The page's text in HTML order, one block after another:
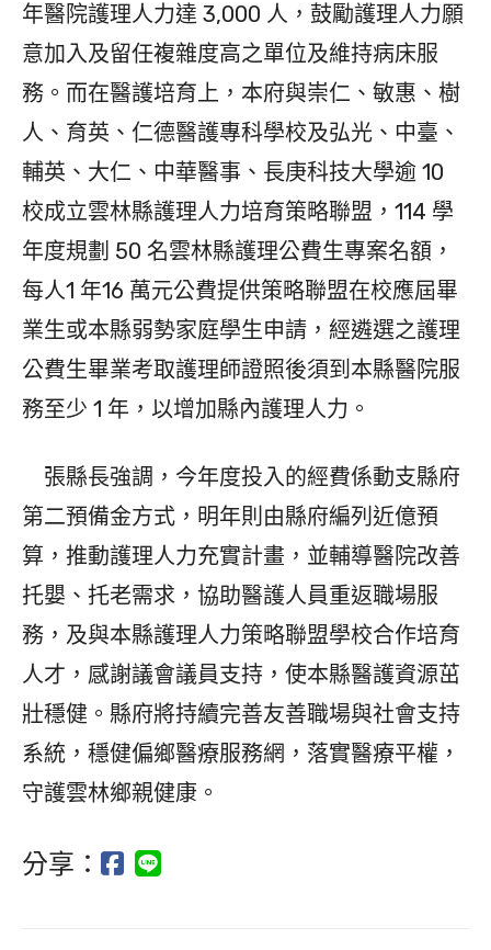
年醫院護理人力達 3,000 人，鼓勵護理人力願
意加入及留任複雜度高之單位及維持病床服
務。而在醫護培育上，本府與崇仁、敏惠、樹
人、育英、仁德醫護專科學校及弘光、中臺、
輔英、大仁、中華醫事、長庚科技大學逾 10
校成立雲林縣護理人力培育策略聯盟，114 學
年度規劃 50 名雲林縣護理公費生專案名額，
每人1 年16 萬元公費提供策略聯盟在校應屆畢
業生或本縣弱勢家庭學生申請，經遴選之護理
公費生畢業考取護理師證照後須到本縣醫院服
務至少 1 年，以增加縣內護理人力。
張縣長強調，今年度投入的經費係動支縣府
第二預備金方式，明年則由縣府編列近億預
算，推動護理人力充實計畫，並輔導醫院改善
托嬰、托老需求，協助醫護人員重返職場服
務，及與本縣護理人力策略聯盟學校合作培育
人才，感謝議會議員支持，使本縣醫護資源茁
壯穩健。縣府將持續完善友善職場與社會支持
系統，穩健偏鄉醫療服務網，落實醫療平權，
守護雲林鄉親健康。
分享：